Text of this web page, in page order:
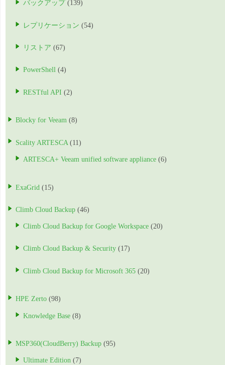
バックアップ (139)
レプリケーション (54)
リストア (67)
PowerShell (4)
RESTful API (2)
Blocky for Veeam (8)
Scality ARTESCA (11)
ARTESCA+ Veeam unified software appliance (6)
ExaGrid (15)
Climb Cloud Backup (46)
Climb Cloud Backup for Google Workspace (20)
Climb Cloud Backup & Security (17)
Climb Cloud Backup for Microsoft 365 (20)
HPE Zerto (98)
Knowledge Base (8)
MSP360(CloudBerry) Backup (95)
Ultimate Edition (7)